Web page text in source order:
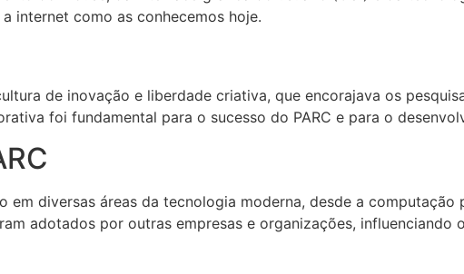
internet como as conhecemos hoje.
de inovação e liberdade criativa, que encorajava os
foi fundamental para o sucesso do PARC e para o
em diversas áreas da tecnologia moderna, desde a
adotados por outras empresas e organizações,